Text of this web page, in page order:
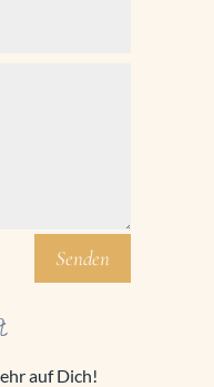
Senden
auf Dich!